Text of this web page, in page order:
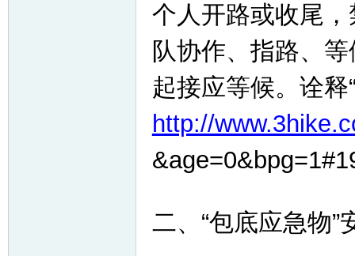
个人开路或收尾
队协作、指路、
起接应等候。诠释
http://
二、“包底应急物”